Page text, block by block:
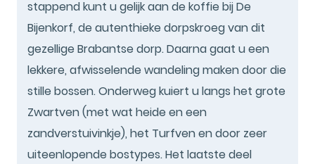
stappend kunt u gelijk aan de koffie bij De
Bijenkorf, de autenthieke dorpskroeg van dit
gezellige Brabantse dorp. Daarna gaat u een
lekkere, afwisselende wandeling maken door die
stille bossen. Onderweg kuiert u langs het grote
Zwartven (met wat heide en een
zandverstuivinkje), het Turfven en door zeer
uiteenlopende bostypes. Het laatste deel